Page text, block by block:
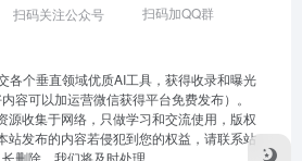
扫码关注公众号 扫码加QQ群
各个垂直领域优质AI工具，获得收录和曝光
容可以加运营微信获得平台免费发布）。
源收集于网络，只做学习和交流使用，版权
站发布的内容若侵犯到您的权益，请联系站
长删除，我们将及时处理。